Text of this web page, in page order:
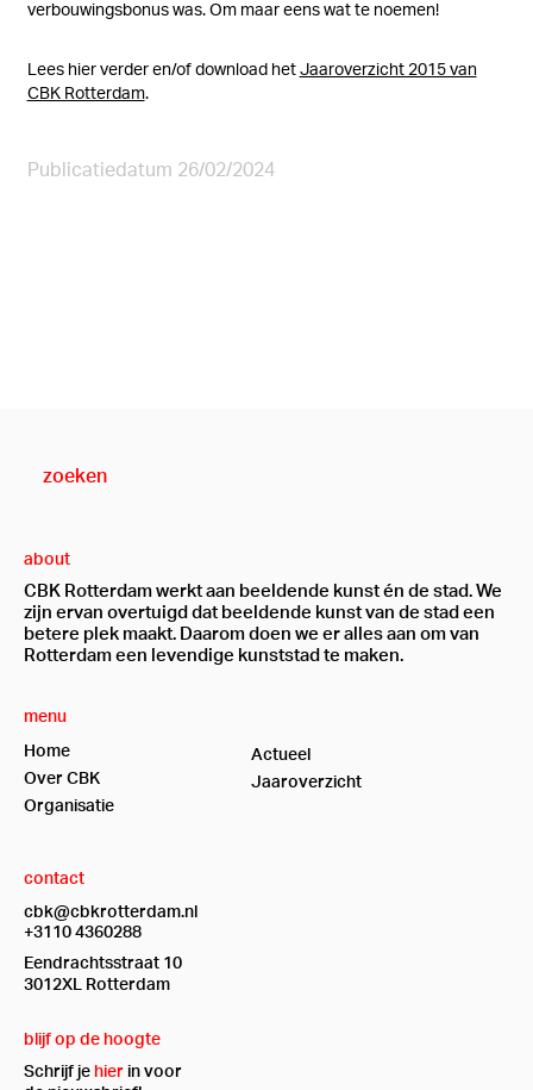
verbouwingsbonus was. Om maar eens wat te noemen!
Lees hier verder en/of download het Jaaroverzicht 2015 van
CBK Rotterdam.
Publicatiedatum 26/02/2024
about
CBK Rotterdam werkt aan beeldende kunst én de stad. We
zijn ervan overtuigd dat beeldende kunst van de stad een
betere plek maakt. Daarom doen we er alles aan om van
Rotterdam een levendige kunststad te maken.
menu
Home
Over CBK
Organisatie
Actueel
Jaaroverzicht
contact
cbk@cbkrotterdam.nl
+3110 4360288
Eendrachtsstraat 10
3012XL Rotterdam
blijf op de hoogte
Schrijf je hier in voor